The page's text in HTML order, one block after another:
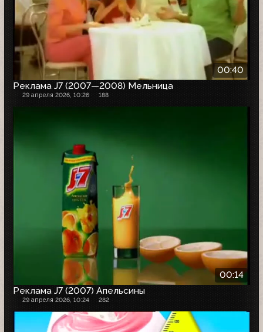
00:40
Реклама J7 (2007—2008) Мельница
29 апреля 2026, 10:26 188
00:14
Реклама J7 (2007) Апельсины
29 апреля 2026, 10:24 282